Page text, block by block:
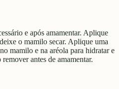
e após amamentar. Aplique
o mamilo secar. Aplique uma
mamilo e na aréola para hidratar e
antes de amamentar.